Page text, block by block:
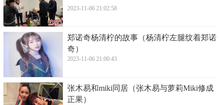
2023-11-06 21:02:58
​郑诺奇杨清柠的故事（杨清柠左腿纹着郑诺
奇）
2023-11-06 21:00:43
​张木易和miki同居（张木易与萝莉Miki修成
正果）